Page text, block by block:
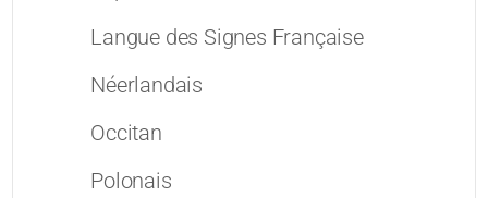
Langue des Signes Française
Néerlandais
Occitan
Polonais